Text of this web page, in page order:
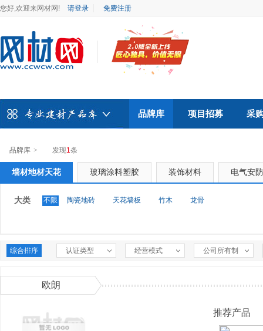
您好,欢迎来网材网! 请登录 免费注册
品牌库 项目招募 采
品牌库 > 发现1条
墙材地材天花 玻璃涂料塑胶 装饰材料 电气安
大类 不限 陶瓷地砖 天花墙板 竹木 龙骨
综合排序 认证类型 经营模式 公司所有制
欧朗
推荐产品